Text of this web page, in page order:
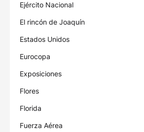
Ejército Nacional
El rincón de Joaquín
Estados Unidos
Eurocopa
Exposiciones
Flores
Florida
Fuerza Aérea